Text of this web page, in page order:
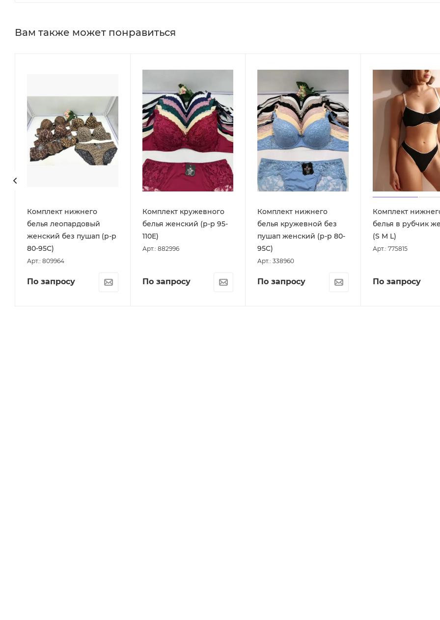
Вам также может понравиться
Комплект нижнего
белья леопардовый
женский без пушап (р-р
80-95С)
Арт.: 809964
По запросу
Комплект кружевного
белья женский (р-р 95-
110Е)
Арт.: 882996
По запросу
Комплект нижнего
белья кружевной без
пушап женский (р-р 80-
95С)
Арт.: 338960
По запросу
Комплект
белья в рубчик
(S M L)
Арт.: 775815
По запросу